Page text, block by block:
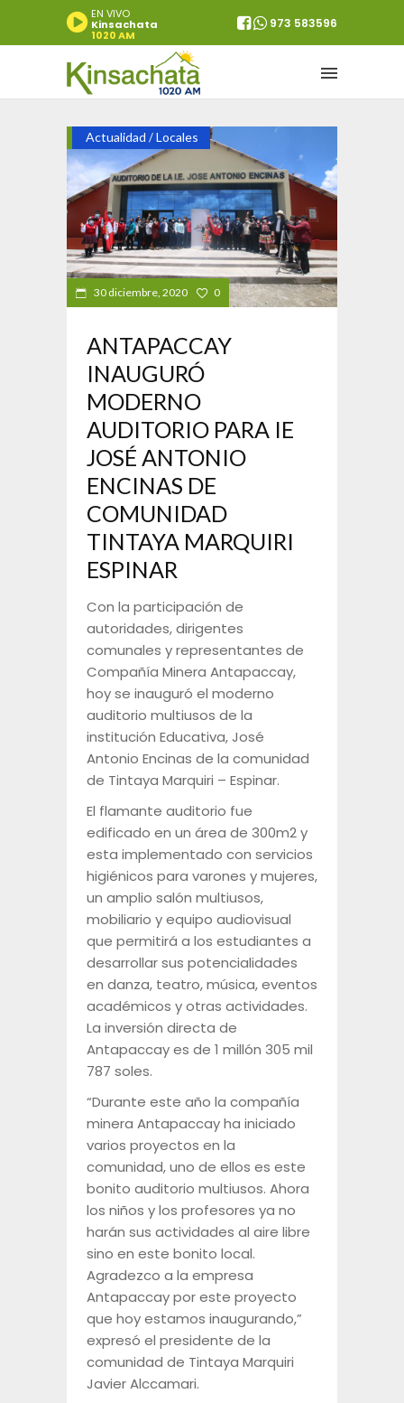
EN VIVO
Kinsachata
1020 AM
973 583596
Actualidad /Locales
30 diciembre, 2020 0
ANTAPACCAY
INAUGURÓ
MODERNO
AUDITORIO PARA IE
JOSÉ ANTONIO
ENCINAS DE
COMUNIDAD
TINTAYA MARQUIRI
ESPINAR
Con la participación de
autoridades, dirigentes
comunales y representantes de
Compañía Minera Antapaccay,
hoy se inauguró el moderno
auditorio multiusos de la
institución Educativa, José
Antonio Encinas de la comunidad
de Tintaya Marquiri – Espinar.
El flamante auditorio fue
edificado en un área de 300m2 y
esta implementado con servicios
higiénicos para varones y mujeres,
un amplio salón multiusos,
mobiliario y equipo audiovisual
que permitirá a los estudiantes a
desarrollar sus potencialidades
en danza, teatro, música, eventos
académicos y otras actividades.
La inversión directa de
Antapaccay es de 1 millón 305 mil
787 soles.
“Durante este año la compañía
minera Antapaccay ha iniciado
varios proyectos en la
comunidad, uno de ellos es este
bonito auditorio multiusos. Ahora
los niños y los profesores ya no
harán sus actividades al aire libre
sino en este bonito local.
Agradezco a la empresa
Antapaccay por este proyecto
que hoy estamos inaugurando,”
expresó el presidente de la
comunidad de Tintaya Marquiri
Javier Alccamari.